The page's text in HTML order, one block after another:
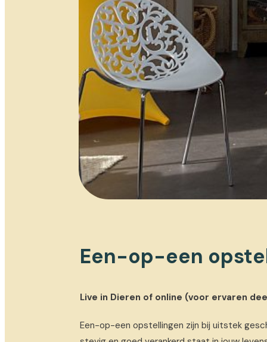
Een-op-een
Live in Dieren of online (voor ervaren
Een-op-een opstellingen zijn bij uitstek